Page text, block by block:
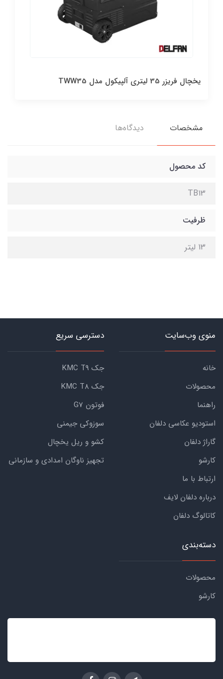
یخچال فریزر 35 لیتری آلپیکول مدل TWW35
مشخصات دیدگاه‌ها
کد محصول
TB13
ظرفیت
13 لیتر
منوی وب‌سایت
خانه
محصولات
راهنما
استودیو عکاسی دلفان
گاراژ دلفان
کارشو
ارتباط با ما
درباره دلفان لایف
کاتالوگ دلفان
دسترسی سریع
جک KMC T9
جک KMC T8
فوتون G7
سوزوکی جیمنی
کشو و ریل یخچال
تجهیز ناوگان امدادی و سازمانی
دسته‌بندی
محصولات
کارشو